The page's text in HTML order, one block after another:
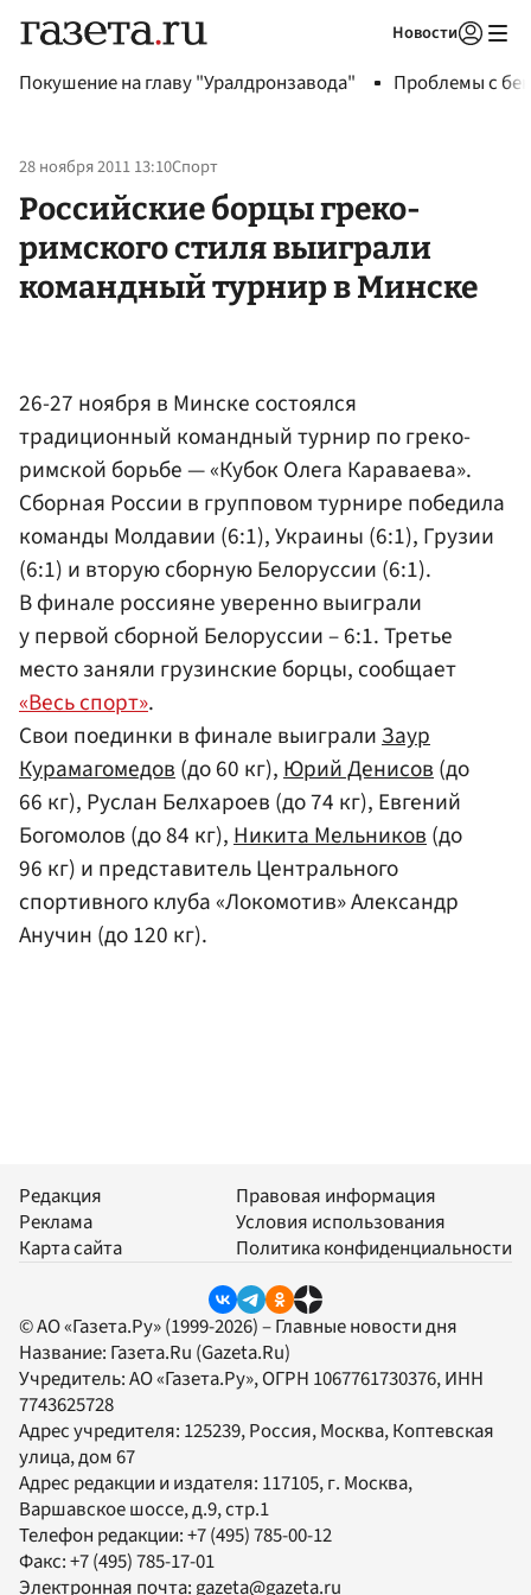
Новости
Покушение на главу "Уралдронзавода" Проблемы с
28 ноября 2011 13:10Спорт
Российские борцы греко-
римского стиля выиграли
командный турнир в Минске
26-27 ноября в Минске состоялся
традиционный командный турнир по греко-
римской борьбе — «Кубок Олега Караваева».
Сборная России в групповом турнире победила
команды Молдавии (6:1), Украины (6:1), Грузии
(6:1) и вторую сборную Белоруссии (6:1).
В финале россияне уверенно выиграли
у первой сборной Белоруссии – 6:1. Третье
место заняли грузинские борцы, сообщает
«Весь спорт».
Свои поединки в финале выигралиЗаур
Курамагомедов(до 60 кг),Юрий Денисов(до
66 кг), Руслан Белхароев (до 74 кг), Евгений
Богомолов (до 84 кг),Никита Мельников(до
96 кг) и представитель Центрального
спортивного клуба «Локомотив» Александр
Анучин (до 120 кг).
Редакция
Реклама
Карта сайта
Правовая информация
Условия использования
Политика конфиденциальности
© АО «Газета.Ру» (1999-2026) – Главные новости дня
Название: Газета.Ru (Gazeta.Ru)
Учредитель:АО «Газета.Ру», ОГРН 1067761730376, ИНН
7743625728
Адрес учредителя: 125239, Россия, Москва, Коптевская
улица, дом 67
Адрес редакции и издателя: 117105, г. Москва,
Варшавское шоссе, д.9, стр.1
Телефон редакции:+7 (495) 785-00-12
Факс:+7 (495) 785-17-01
Электронная почта: gazeta@gazeta.ru